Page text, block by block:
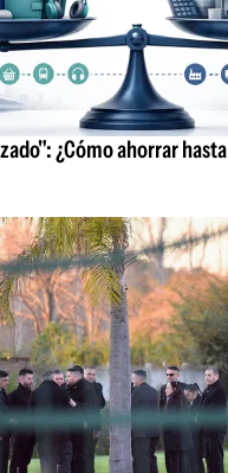
¿Cómo ahorrar